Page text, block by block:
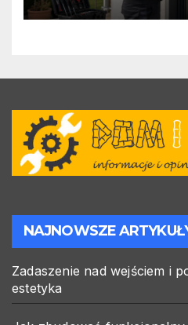
NAJNOWSZE
Zadaszenie nad wejściem i
estetyka